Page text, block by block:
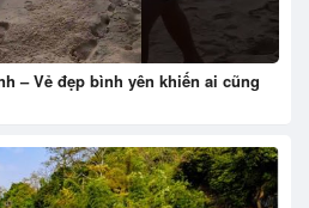
– Vẻ đẹp bình yên khiến ai cũng